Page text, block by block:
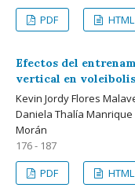
PDF
HTML
Efectos del
vertical en
Kevin Jordy Flores
Daniela Thalía
Morán
176 - 187
PDF
HTML